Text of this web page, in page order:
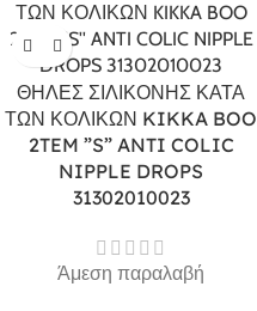
ΘΗΛΕΣ ΣΙΛΙΚΟΝΗΣ ΚΑΤΑ
ΤΩΝ ΚΟΛΙΚΩΝ KIKKA BOO
2TEM ”S” ANTI COLIC
NIPPLE DROPS
31302010023
Άμεση παραλαβή